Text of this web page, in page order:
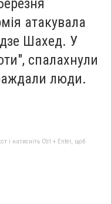
атакувала
Шахед. У
спалахнули
люди.
і натисніть Ctrl + Enter, щоб